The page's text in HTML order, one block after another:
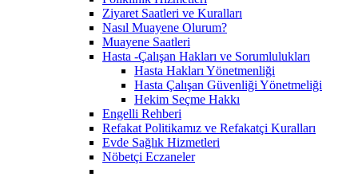
Ziyaret Saatleri ve Kuralları
Nasıl Muayene Olurum?
Muayene Saatleri
Hasta -Çalışan Hakları ve Sorumlulukları
Hasta Hakları Yönetmenliği
Hasta Çalışan Güvenliği Yönetmeliği
Hekim Seçme Hakkı
Engelli Rehberi
Refakat Politikamız ve Refakatçi Kuralları
Evde Sağlık Hizmetleri
Nöbetçi Eczaneler